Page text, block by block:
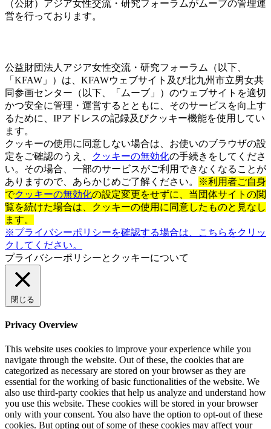
（公財）アジア女性交流・研究フォーラムがムーブの管理運
営を行っております。
公益財団法人アジア女性交流・研究フォーラム（以下、
「KFAW」）は、KFAWウェブサイト及び北九州市立男女共
同参画センター（以下、「ムーブ」）のウェブサイトを適切
かつ安全に管理・運営するとともに、そのサービスを向上す
るために、IPアドレスの記録及びクッキー機能を使用してい
ます。
クッキーの使用に同意しない場合は、お使いのブラウザの設
定をご確認のうえ、
クッキーの無効化の手続きをしてくださ
い。その場合、一部のサービスがご利用できなくなることが
ありますので、あらかじめご了解ください。
※利用者ご自身
でクッキーの無効化の設定変更をせずに、当団体サイトの閲
覧を続けた場合は、クッキーの使用に同意したものと見なし
ます。
※プライバシーポリシーを確認する場合は、こちらをクリッ
クしてください。
プライバシーポリシーとクッキーについて
閉じる
Privacy Overview
This website uses cookies to improve your experience while you
navigate through the website. Out of these, the cookies that are
categorized as necessary are stored on your browser as they are
essential for the working of basic functionalities of the website. We
also use third-party cookies that help us analyze and understand how
you use this website. These cookies will be stored in your browser
only with your consent. You also have the option to opt-out of these
cookies. But opting out of some of these cookies may affect your